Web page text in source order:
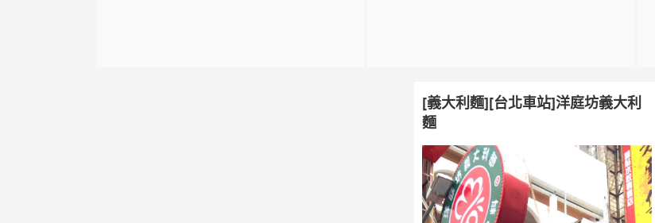
[義大利麵][台北車站]洋庭坊義大利
麵